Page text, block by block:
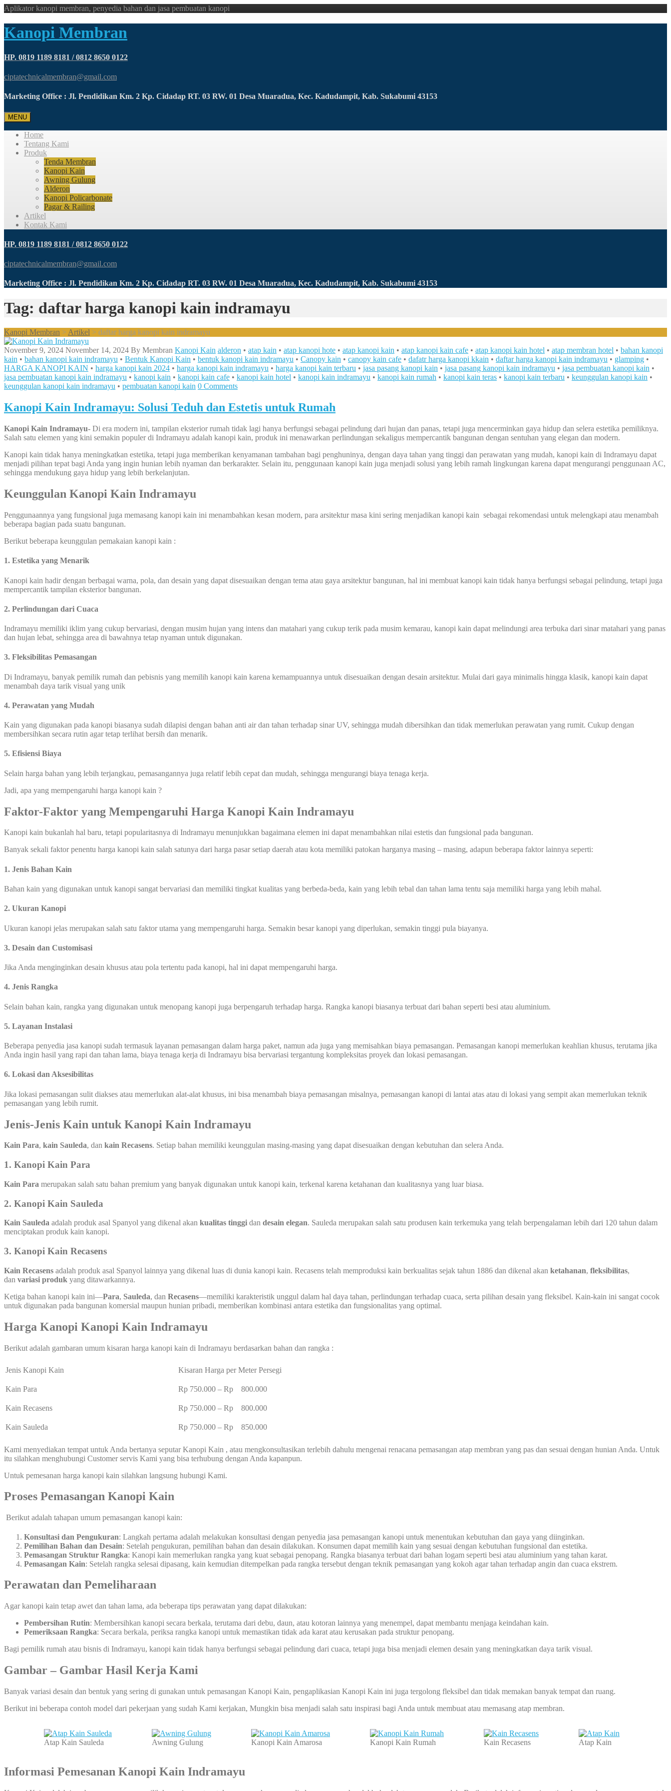
Aplikator kanopi membran, penyedia bahan dan jasa pembuatan kanopi
Kanopi Membran
HP. 0819 1189 8181 / 0812 8650 0122
ciptatechnicalmembran@gmail.com
Marketing Office : Jl. Pendidikan Km. 2 Kp. Cidadap RT. 03 RW. 01 Desa Muaradua, Kec. Kadudampit, Kab. Sukabumi 43153
MENU
Home
Tentang Kami
Produk
Tenda Membran
Kanopi Kain
Awning Gulung
Alderon
Kanopi Policarbonate
Pagar & Railing
Artikel
Kontak Kami
HP. 0819 1189 8181 / 0812 8650 0122
ciptatechnicalmembran@gmail.com
Marketing Office : Jl. Pendidikan Km. 2 Kp. Cidadap RT. 03 RW. 01 Desa Muaradua, Kec. Kadudampit, Kab. Sukabumi 43153
Tag: daftar harga kanopi kain indramayu
Kanopi Membran > Artikel > daftar harga kanopi kain indramayu
November 9, 2024 November 14, 2024 By Membran Kanopi Kain alderon • atap kain • atap kanopi hote • atap kanopi kain • atap kanopi kain cafe • atap kanopi kain hotel • atap membran hotel • bahan kanopi
kain • bahan kanopi kain indramayu • Bentuk Kanopi Kain • bentuk kanopi kain indramayu • Canopy kain • canopy kain cafe • dafatr harga kanopi kkain • daftar harga kanopi kain indramayu • glamping •
HARGA KANOPI KAIN • harga kanopi kain 2024 • harga kanopi kain indramayu • harga kanopi kain terbaru • jasa pasang kanopi kain • jasa pasang kanopi kain indramayu • jasa pembuatan kanopi kain •
jasa pembuatan kanopi kain indramayu • kanopi kain • kanopi kain cafe • kanopi kain hotel • kanopi kain indramayu • kanopi kain rumah • kanopi kain teras • kanopi kain terbaru • keunggulan kanopi kain •
keunggulan kanopi kain indramayu • pembuatan kanopi kain 0 Comments
Kanopi Kain Indramayu: Solusi Teduh dan Estetis untuk Rumah
Kanopi Kain Indramayu- Di era modern ini, tampilan eksterior rumah tidak lagi hanya berfungsi sebagai pelindung dari hujan dan panas, tetapi juga mencerminkan gaya hidup dan selera estetika pemiliknya.
Salah satu elemen yang kini semakin populer di Indramayu adalah kanopi kain, produk ini menawarkan perlindungan sekaligus mempercantik bangunan dengan sentuhan yang elegan dan modern.
Kanopi kain tidak hanya meningkatkan estetika, tetapi juga memberikan kenyamanan tambahan bagi penghuninya, dengan daya tahan yang tinggi dan perawatan yang mudah, kanopi kain di Indramayu dapat
menjadi pilihan tepat bagi Anda yang ingin hunian lebih nyaman dan berkarakter. Selain itu, penggunaan kanopi kain juga menjadi solusi yang lebih ramah lingkungan karena dapat mengurangi penggunaan AC,
sehingga mendukung gaya hidup yang lebih berkelanjutan.
Keunggulan Kanopi Kain Indramayu
Penggunaannya yang fungsional juga memasang kanopi kain ini menambahkan kesan modern, para arsitektur masa kini sering menjadikan kanopi kain sebagai rekomendasi untuk melengkapi atau menambah
beberapa bagian pada suatu bangunan.
Berikut beberapa keunggulan pemakaian kanopi kain :
1. Estetika yang Menarik
Kanopi kain hadir dengan berbagai warna, pola, dan desain yang dapat disesuaikan dengan tema atau gaya arsitektur bangunan, hal ini membuat kanopi kain tidak hanya berfungsi sebagai pelindung, tetapi juga
mempercantik tampilan eksterior bangunan.
2. Perlindungan dari Cuaca
Indramayu memiliki iklim yang cukup bervariasi, dengan musim hujan yang intens dan matahari yang cukup terik pada musim kemarau, kanopi kain dapat melindungi area terbuka dari sinar matahari yang panas
dan hujan lebat, sehingga area di bawahnya tetap nyaman untuk digunakan.
3. Fleksibilitas Pemasangan
Di Indramayu, banyak pemilik rumah dan pebisnis yang memilih kanopi kain karena kemampuannya untuk disesuaikan dengan desain arsitektur. Mulai dari gaya minimalis hingga klasik, kanopi kain dapat
menambah daya tarik visual yang unik
4. Perawatan yang Mudah
Kain yang digunakan pada kanopi biasanya sudah dilapisi dengan bahan anti air dan tahan terhadap sinar UV, sehingga mudah dibersihkan dan tidak memerlukan perawatan yang rumit. Cukup dengan
membersihkan secara rutin agar tetap terlihat bersih dan menarik.
5. Efisiensi Biaya
Selain harga bahan yang lebih terjangkau, pemasangannya juga relatif lebih cepat dan mudah, sehingga mengurangi biaya tenaga kerja.
Jadi, apa yang mempengaruhi harga kanopi kain ?
Faktor-Faktor yang Mempengaruhi Harga Kanopi Kain Indramayu
Kanopi kain bukanlah hal baru, tetapi popularitasnya di Indramayu menunjukkan bagaimana elemen ini dapat menambahkan nilai estetis dan fungsional pada bangunan.
Banyak sekali faktor penentu harga kanopi kain salah satunya dari harga pasar setiap daerah atau kota memiliki patokan harganya masing – masing, adapun beberapa faktor lainnya seperti:
1. Jenis Bahan Kain
Bahan kain yang digunakan untuk kanopi sangat bervariasi dan memiliki tingkat kualitas yang berbeda-beda, kain yang lebih tebal dan tahan lama tentu saja memiliki harga yang lebih mahal.
2. Ukuran Kanopi
Ukuran kanopi jelas merupakan salah satu faktor utama yang mempengaruhi harga. Semakin besar kanopi yang diperlukan, semakin tinggi pula biayanya.
3. Desain dan Customisasi
Jika Anda menginginkan desain khusus atau pola tertentu pada kanopi, hal ini dapat mempengaruhi harga.
4. Jenis Rangka
Selain bahan kain, rangka yang digunakan untuk menopang kanopi juga berpengaruh terhadap harga. Rangka kanopi biasanya terbuat dari bahan seperti besi atau aluminium.
5. Layanan Instalasi
Beberapa penyedia jasa kanopi sudah termasuk layanan pemasangan dalam harga paket, namun ada juga yang memisahkan biaya pemasangan. Pemasangan kanopi memerlukan keahlian khusus, terutama jika
Anda ingin hasil yang rapi dan tahan lama, biaya tenaga kerja di Indramayu bisa bervariasi tergantung kompleksitas proyek dan lokasi pemasangan.
6. Lokasi dan Aksesibilitas
Jika lokasi pemasangan sulit diakses atau memerlukan alat-alat khusus, ini bisa menambah biaya pemasangan misalnya, pemasangan kanopi di lantai atas atau di lokasi yang sempit akan memerlukan teknik
pemasangan yang lebih rumit.
Jenis-Jenis Kain untuk Kanopi Kain Indramayu
Kain Para, kain Sauleda, dan kain Recasens. Setiap bahan memiliki keunggulan masing-masing yang dapat disesuaikan dengan kebutuhan dan selera Anda.
1. Kanopi Kain Para
Kain Para merupakan salah satu bahan premium yang banyak digunakan untuk kanopi kain, terkenal karena ketahanan dan kualitasnya yang luar biasa.
2. Kanopi Kain Sauleda
Kain Sauleda adalah produk asal Spanyol yang dikenal akan kualitas tinggi dan desain elegan. Sauleda merupakan salah satu produsen kain terkemuka yang telah berpengalaman lebih dari 120 tahun dalam
menciptakan produk kain kanopi.
3. Kanopi Kain Recasens
Kain Recasens adalah produk asal Spanyol lainnya yang dikenal luas di dunia kanopi kain. Recasens telah memproduksi kain berkualitas sejak tahun 1886 dan dikenal akan ketahanan, fleksibilitas,
dan variasi produk yang ditawarkannya.
Ketiga bahan kanopi kain ini—Para, Sauleda, dan Recasens—memiliki karakteristik unggul dalam hal daya tahan, perlindungan terhadap cuaca, serta pilihan desain yang fleksibel. Kain-kain ini sangat cocok
untuk digunakan pada bangunan komersial maupun hunian pribadi, memberikan kombinasi antara estetika dan fungsionalitas yang optimal.
Harga Kanopi Kanopi Kain Indramayu
Berikut adalah gambaran umum kisaran harga kanopi kain di Indramayu berdasarkan bahan dan rangka :
Jenis Kanopi Kain Kisaran Harga per Meter Persegi
Kain Para Rp 750.000 – Rp 800.000
Kain Recasens Rp 750.000 – Rp 800.000
Kain Sauleda Rp 750.000 – Rp 850.000
Kami menyediakan tempat untuk Anda bertanya seputar Kanopi Kain , atau mengkonsultasikan terlebih dahulu mengenai renacana pemasangan atap membran yang pas dan sesuai dengan hunian Anda. Untuk
itu silahkan menghubungi Customer servis Kami yang bisa terhubung dengan Anda kapanpun.
Untuk pemesanan harga kanopi kain silahkan langsung hubungi Kami.
Proses Pemasangan Kanopi Kain
Berikut adalah tahapan umum pemasangan kanopi kain:
Konsultasi dan Pengukuran: Langkah pertama adalah melakukan konsultasi dengan penyedia jasa pemasangan kanopi untuk menentukan kebutuhan dan gaya yang diinginkan.
Pemilihan Bahan dan Desain: Setelah pengukuran, pemilihan bahan dan desain dilakukan. Konsumen dapat memilih kain yang sesuai dengan kebutuhan fungsional dan estetika.
Pemasangan Struktur Rangka: Kanopi kain memerlukan rangka yang kuat sebagai penopang. Rangka biasanya terbuat dari bahan logam seperti besi atau aluminium yang tahan karat.
Pemasangan Kain: Setelah rangka selesai dipasang, kain kemudian ditempelkan pada rangka tersebut dengan teknik pemasangan yang kokoh agar tahan terhadap angin dan cuaca ekstrem.
Perawatan dan Pemeliharaan
Agar kanopi kain tetap awet dan tahan lama, ada beberapa tips perawatan yang dapat dilakukan:
Pembersihan Rutin: Membersihkan kanopi secara berkala, terutama dari debu, daun, atau kotoran lainnya yang menempel, dapat membantu menjaga keindahan kain.
Pemeriksaan Rangka: Secara berkala, periksa rangka kanopi untuk memastikan tidak ada karat atau kerusakan pada struktur penopang.
Bagi pemilik rumah atau bisnis di Indramayu, kanopi kain tidak hanya berfungsi sebagai pelindung dari cuaca, tetapi juga bisa menjadi elemen desain yang meningkatkan daya tarik visual.
Gambar – Gambar Hasil Kerja Kami
Banyak variasi desain dan bentuk yang sering di gunakan untuk pemasangan Kanopi Kain, pengaplikasian Kanopi Kain ini juga tergolong fleksibel dan tidak memakan banyak tempat dan ruang.
Berikut ini beberapa contoh model dari pekerjaan yang sudah Kami kerjakan, Mungkin bisa menjadi salah satu inspirasi bagi Anda untuk membuat atau memasang atap membran.
Atap Kain Sauleda Awning Gulung Kanopi Kain Amarosa Kanopi Kain Rumah Kain Recasens Atap Kain
Informasi Pemesanan Kanopi Kain Indramayu